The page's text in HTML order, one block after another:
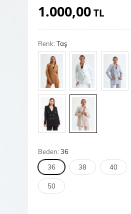
1.000,00TL
Renk:Taş
Beden:36
36 38 40
50